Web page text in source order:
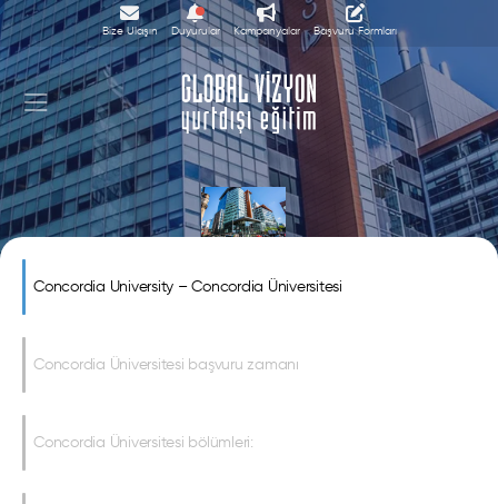
Bize Ulaşın Duyurular Kampanyalar Başvuru Formları
Concordia University – Concordia Üniversitesi
Concordia Üniversitesi başvuru zamanı
Concordia Üniversitesi bölümleri: